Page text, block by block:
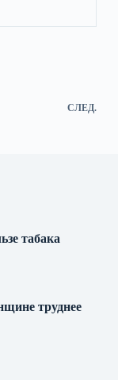
СЛЕД.
табака
труднее